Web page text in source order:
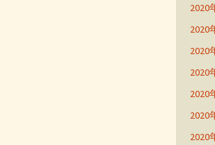
2020
2020
2020
2020
2020
2020
2020